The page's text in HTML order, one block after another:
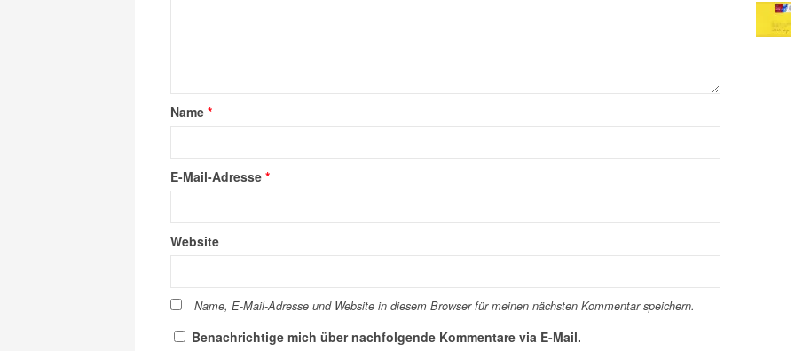
Name *
E-Mail-Adresse *
Website
Name, E-Mail-Adresse und Website in diesem Browser für meinen nächsten Kommentar speichern.
Benachrichtige mich über nachfolgende Kommentare via E-Mail.